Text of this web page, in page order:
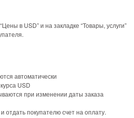
в USD” и на закладке “Товары, услуги”
автоматически
USD
при изменении даты заказа
покупателю счет на оплату.